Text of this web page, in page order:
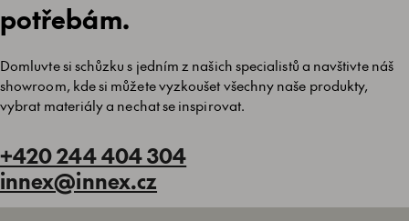
potřebám.
Domluvte si schůzku s jedním z našich specialistů a navštivte náš
showroom, kde si můžete vyzkoušet všechny naše produkty,
vybrat materiály a nechat se inspirovat.
+420 244 404 304
innex@innex.cz